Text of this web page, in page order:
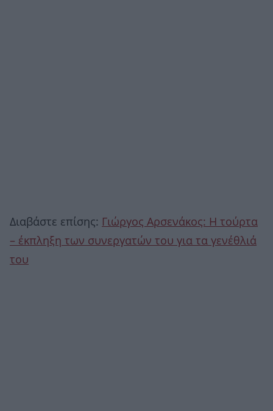
Διαβάστε επίσης: Γιώργος Αρσενάκος: Η τούρτα
– έκπληξη των συνεργατών του για τα γενέθλιά
του